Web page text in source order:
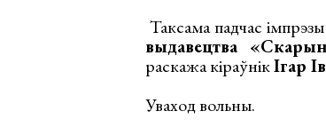
Таксама падчас
выдавецтва
раскажа кіраўнікІгар
Уваход вольны.